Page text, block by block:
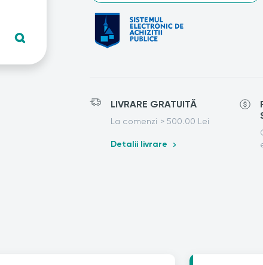
LIVRARE GRATUITĂ
La comenzi > 500.00 Lei
Detalii livrare